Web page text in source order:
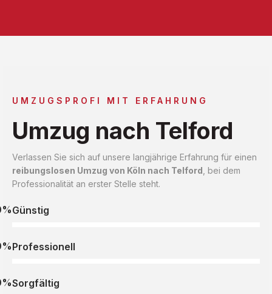
UMZUGSPROFI MIT ERFAHRUNG
Umzug nach Telford
Verlassen Sie sich auf unsere langjährige Erfahrung für einen
reibungslosen Umzug von Köln nach Telford , bei dem
Professionalität an erster Stelle steht.
Günstig
Professionell
Sorgfältig